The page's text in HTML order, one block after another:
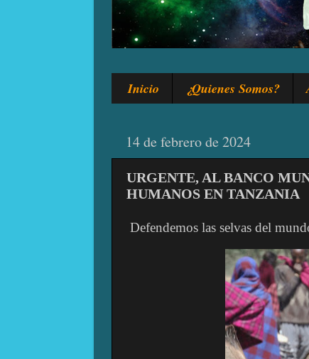
Inicio ¿Quienes Somos?
14 de febrero de 2024
URGENTE, AL BANCO
HUMANOS EN TANZANIA
Defendemos las selvas del